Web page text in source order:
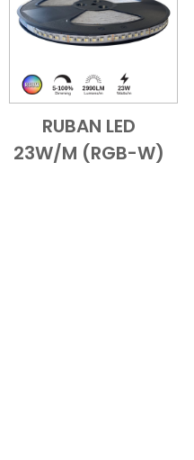
Add to Cart
Vue
RUBAN LED
23W/M (RGB-W)